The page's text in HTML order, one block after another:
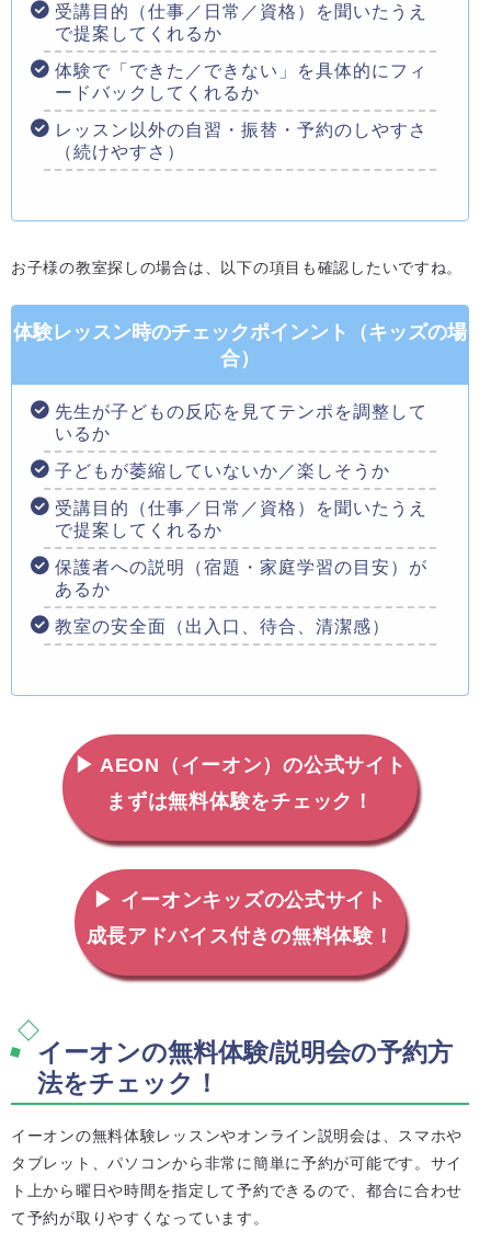
受講目的（仕事／日常／資格）を聞いたうえ
で提案してくれるか
体験で「できた／できない」を具体的にフィ
ードバックしてくれるか
レッスン以外の自習・振替・予約のしやすさ
（続けやすさ）
お子様の教室探しの場合は、以下の項目も確認したいですね。
体験レッスン時のチェックポインント（キッズの場
合）
先生が子どもの反応を見てテンポを調整して
いるか
子どもが萎縮していないか／楽しそうか
受講目的（仕事／日常／資格）を聞いたうえ
で提案してくれるか
保護者への説明（宿題・家庭学習の目安）が
あるか
教室の安全面（出入口、待合、清潔感）
▶ AEON（イーオン）の公式サイト
まずは無料体験をチェック！
▶ イーオンキッズの公式サイト
成長アドバイス付きの無料体験！
イーオンの無料体験/説明会の予約方
法をチェック！
イーオンの無料体験レッスンやオンライン説明会は、スマホや
タブレット、パソコンから非常に簡単に予約が可能です。サイ
ト上から曜日や時間を指定して予約できるので、都合に合わせ
て予約が取りやすくなっています。